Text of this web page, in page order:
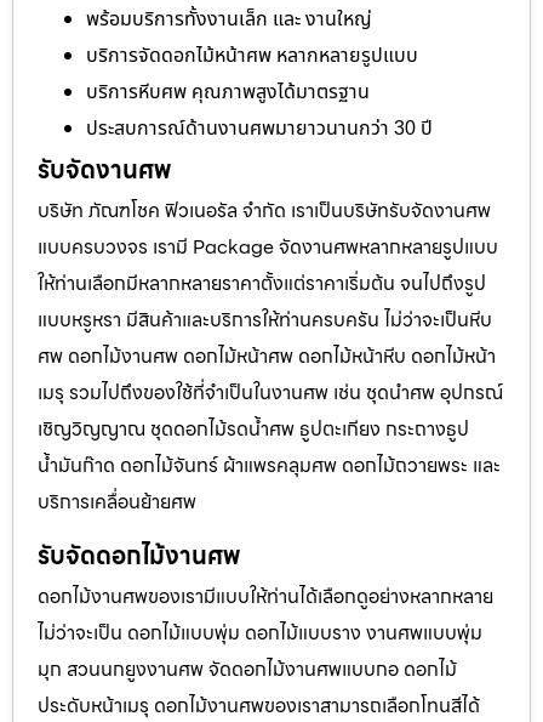
พร้อมบริการทั้งงานเล็ก และ งานใหญ่
บริการจัดดอกไม้หน้าศพ หลากหลายรูปแบบ
บริการหีบศพ คุณภาพสูงได้มาตรฐาน
ประสบการณ์ด้านงานศพมายาวนานกว่า 30 ปี
รับจัดงานศพ
บริษัท ภัณฑโชค ฟิวเนอรัล จำกัด เราเป็นบริษัทรับจัดงานศพ
แบบครบวงจร เรามี Package จัดงานศพหลากหลายรูปแบบ
ให้ท่านเลือกมีหลากหลายราคาตั้งแต่ราคาเริ่มต้น จนไปถึงรูป
แบบหรูหรา มีสินค้าและบริการให้ท่านครบครัน ไม่ว่าจะเป็นหีบ
ศพ ดอกไม้งานศพ ดอกไม้หน้าศพ ดอกไม้หน้าหีบ ดอกไม้หน้า
เมรุ รวมไปถึงของใช้ที่จำเป็นในงานศพ เช่น ชุดนำศพ อุปกรณ์
เชิญวิญญาณ ชุดดอกไม้รดน้ำศพ ธูปตะเกียง กระถางธูป
น้ำมันก๊าด ดอกไม้จันทร์ ผ้าแพรคลุมศพ ดอกไม้ถวายพระ และ
บริการเคลื่อนย้ายศพ
รับจัดดอกไม้งานศพ
ดอกไม้งานศพของเรามีแบบให้ท่านได้เลือกดูอย่างหลากหลาย
ไม่ว่าจะเป็น ดอกไม้แบบพุ่ม ดอกไม้แบบราง งานศพแบบพุ่ม
มุก สวนนกยูงงานศพ จัดดอกไม้งานศพแบบกอ ดอกไม้
ประดับหน้าเมรุ ดอกไม้งานศพของเราสามารถเลือกโทนสีได้